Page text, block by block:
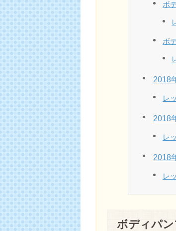
ボ
ボ
2018
レ
2018
レ
2018
レ
ボディパ